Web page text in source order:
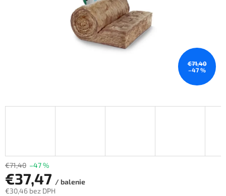
€71,40
–47 %
€71,40 –47 %
€37,47 / balenie
€30,46 bez DPH